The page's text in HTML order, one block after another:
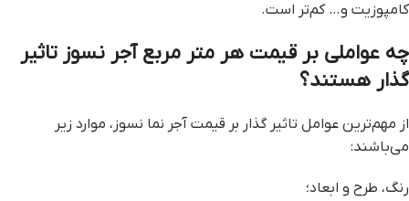
کامپوزیت و… کم‌تر است.
چه عواملی بر قیمت هر متر مربع آجر نسوز تاثیر
گذار هستند؟
از مهم‌ترین عوامل تاثیر گذار بر قیمت آجر نما نسوز، موارد زیر
می‌باشند:
رنگ، طرح و ابعاد؛